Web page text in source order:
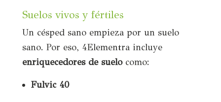
Suelos vivos y fértiles
Un césped sano empieza por un suelo
sano. Por eso, 4Elementra incluye
enriquecedores de suelocomo:
Fulvic 40